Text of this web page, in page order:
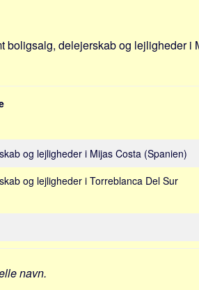
boligsalg, delejerskab og lejligheder i
og lejligheder i Mijas Costa (Spanien)
og lejligheder i Torreblanca Del Sur
navn.